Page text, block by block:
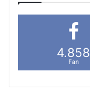
4.858
Fan